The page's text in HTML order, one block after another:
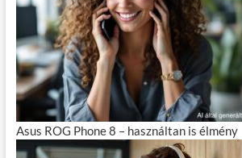
Asus ROG Phone 8 – használtan is élmény